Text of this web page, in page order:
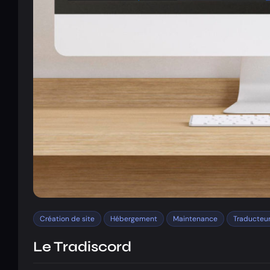
Création de site Hébergement Maintenance
Le Tradiscord